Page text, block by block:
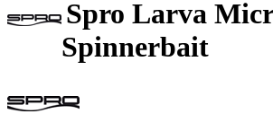
Spro Larva
Spinnerbait